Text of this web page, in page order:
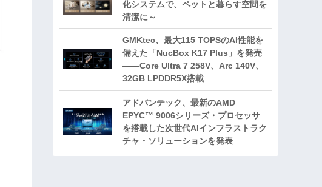
化システムで、ペットと暮らす空間を
清潔に～
GMKtec、最大115 TOPSのAI性能を
備えた「NucBox K17 Plus」を発売
――Core Ultra 7 258V、Arc 140V、
32GB LPDDR5X搭載
アドバンテック、最新のAMD
EPYC™ 9006シリーズ・プロセッサ
を搭載した次世代AIインフラストラク
チャ・ソリューションを発表